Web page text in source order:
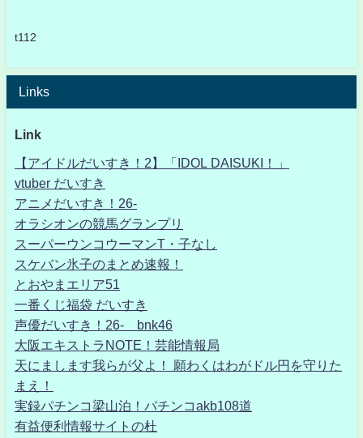
t112
Links
Link
【アイドルだいすき！2】「IDOL DAISUKI！」
vtuber だいすき
アニメだいすき！26-
オラシオンの競馬グランプリ
スーパーウンコウーマンT・子なし
スケバン氷子のまとめ速報！
とおやまエリア51
一番くじ福袋 だいすき
声優だいすき！26- bnk46
大阪エキストラNOTE！芸能情報局
天にまします我らが父よ！ 願わくはわがドル円を守りた
まえ！
実録パチンコ梁山泊！パチンコakb108道
有益便利情報サイトの杜